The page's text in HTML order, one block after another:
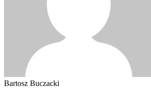
Bartosz Buczacki